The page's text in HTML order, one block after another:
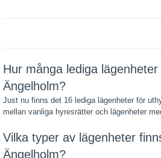
Hur många lediga
Ängelholm?
Just nu finns det 16 lediga lägenheter för
mellan vanliga hyresrätter och lägenheter
Vilka typer av lägenheter
Ängelholm?